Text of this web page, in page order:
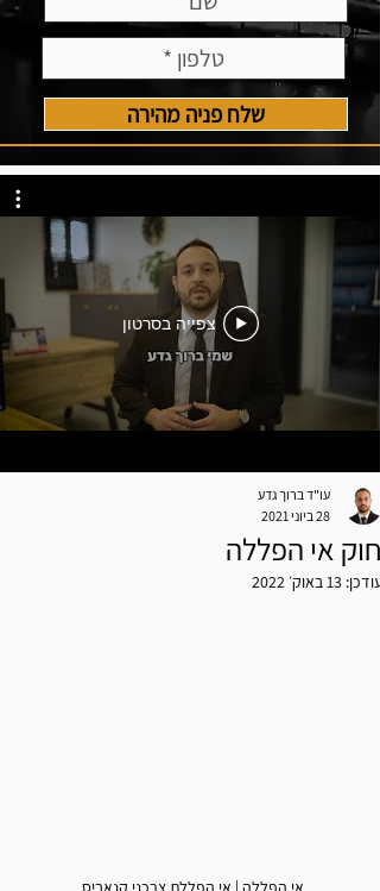
שלח פניה מהירה
צפייה בסרטון
חוק אי הפללה
עו"ד ברוך גדע
28 ביוני 2021
עודכן: 13 באוק׳ 2022